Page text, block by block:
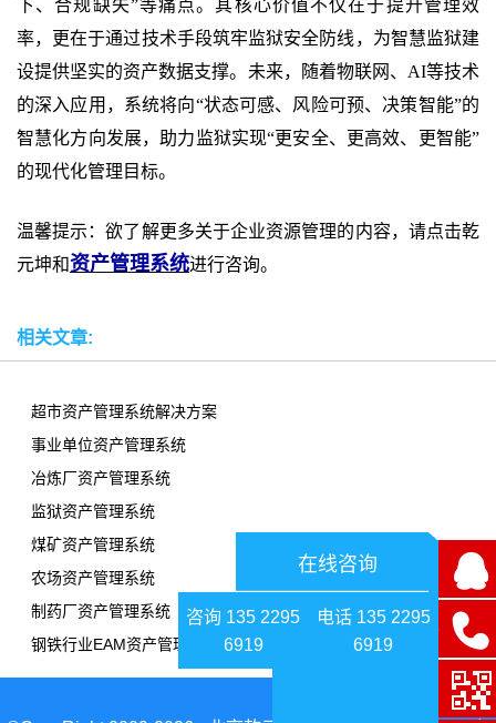
下、合规缺失”等痛点。其核心价值不仅在于提升管理效
率，更在于通过技术手段筑牢监狱安全防线，为智慧监狱建
设提供坚实的资产数据支撑。未来，随着物联网、AI等技术
的深入应用，系统将向“状态可感、风险可预、决策智能”的
智慧化方向发展，助力监狱实现“更安全、更高效、更智能”
的现代化管理目标。
温馨提示：欲了解更多关于企业资源管理的内容，请点击乾
元坤和资产管理系统进行咨询。
相关文章:
超市资产管理系统解决方案
事业单位资产管理系统
冶炼厂资产管理系统
监狱资产管理系统
煤矿资产管理系统
农场资产管理系统
制药厂资产管理系统
钢铁行业EAM资产管理系统
在线咨询
咨询 135 2295
6919
电话 135 2295
6919